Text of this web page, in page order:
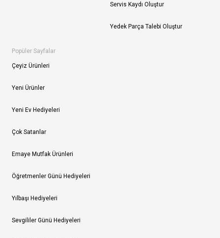
Servis Kaydı Oluştur
Yedek Parça Talebi Oluştur
Popüler Sayfalar
Çeyiz Ürünleri
Yeni Ürünler
Yeni Ev Hediyeleri
Çok Satanlar
Emaye Mutfak Ürünleri
Öğretmenler Günü Hediyeleri
Yılbaşı Hediyeleri
Sevgililer Günü Hediyeleri